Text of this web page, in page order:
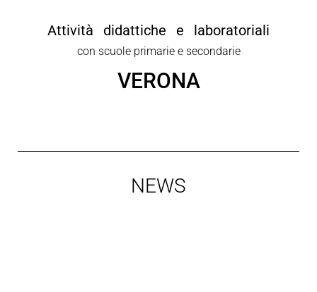
Attività didattiche e laboratoriali
con scuole primarie e secondarie
VERONA
NEWS